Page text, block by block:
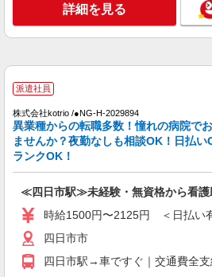
報酬：出来高制 報酬額（消費税抜き）： ・事
業所一括面談(対面) 1
個別訪問(対面) 1件：
1,000円〜1,429円 ・
援内容により細則あり
【活動エリア】三
正社員
パナソニック エイジフリーケアセンター
看護師／デイサービ
力・資格等による 保
護師 月給 25万9,000
末年始勤務手当
パナソニック エイ
キープ
詳細を見る
派遣社員
株式会社kotrio /●NG-H-2029894
異業種からの転職多数！憧れの病院で
ませんか？夜勤なしも相談OK！日払い
ランクOK！
≪四日市駅≫未経験・無資格から看護
時給1500円〜2125円 ＜日払い
四日市市
四日市駅→車ですぐ｜交通費全支